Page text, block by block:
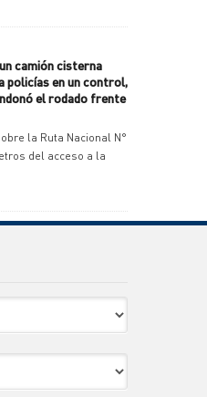
camión cisterna
policías en un control,
el rodado frente
la Ruta Nacional N°
del acceso a la